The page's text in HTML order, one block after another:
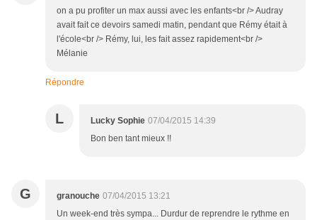
on a pu profiter un max aussi avec les enfants<br /> Audray
avait fait ce devoirs samedi matin, pendant que Rémy était à
l'école<br /> Rémy, lui, les fait assez rapidement<br />
Mélanie
Répondre
L Lucky Sophie 07/04/2015 14:39
Bon ben tant mieux !!
G granouche 07/04/2015 13:21
Un week-end très sympa... Durdur de reprendre le rythme en